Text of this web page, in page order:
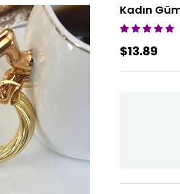
Kadın
$13.89